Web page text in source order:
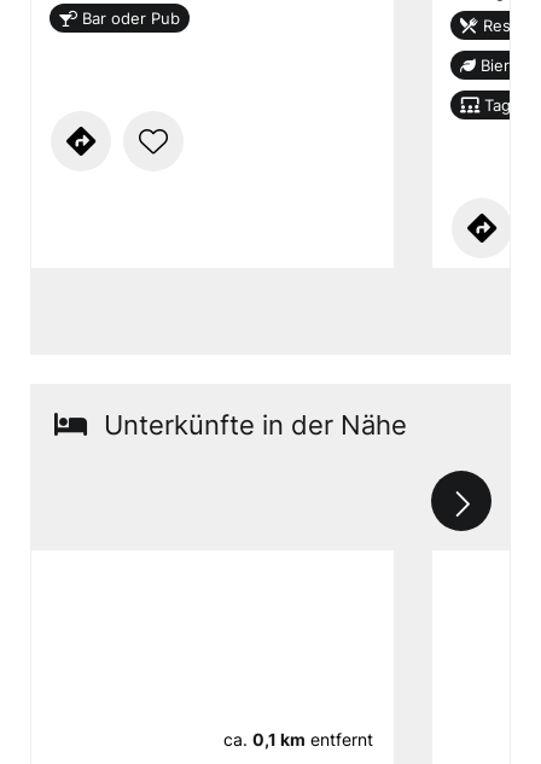
Bar oder Pub
Unterkünfte in der Nähe
ca. 0,1 km entfernt